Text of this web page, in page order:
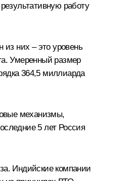
работу
них – это уровень
Умеренный размер
364,5 миллиарда
механизмы,
5 лет Россия
Индийские компании